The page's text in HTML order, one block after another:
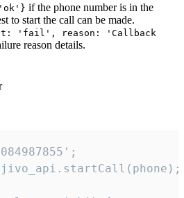
if the phone number is in the
to start the call can be made.
'fail', reason: 'Callback
reason details.